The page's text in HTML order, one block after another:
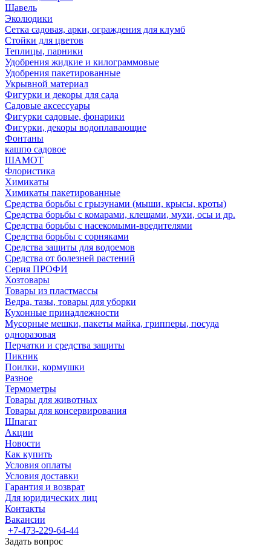
Щавель
Эколюдики
Сетка садовая, арки, ограждения для клумб
Стойки для цветов
Теплицы, парники
Удобрения жидкие и килограммовые
Удобрения пакетированные
Укрывной материал
Фигурки и декоры для сада
Садовые аксессуары
Фигурки садовые, фонарики
Фигурки, декоры водоплавающие
Фонтаны
кашпо садовое
ШАМОТ
Флористика
Химикаты
Химикаты пакетированные
Средства борьбы с грызунами (мыши, крысы, кроты)
Средства борьбы с комарами, клещами, мухи, осы и др.
Средства борьбы с насекомыми-вредителями
Средства борьбы с сорняками
Средства защиты для водоемов
Средства от болезней растений
Серия ПРОФИ
Хозтовары
Товары из пластмассы
Ведра, тазы, товары для уборки
Кухонные принадлежности
Мусорные мешки, пакеты майка, грипперы, посуда
одноразовая
Перчатки и средства защиты
Пикник
Поилки, кормушки
Разное
Термометры
Товары для животных
Товары для консервирования
Шпагат
Акции
Новости
Как купить
Условия оплаты
Условия доставки
Гарантия и возврат
Для юридических лиц
Контакты
Вакансии
+7-473-229-64-44
Задать вопрос